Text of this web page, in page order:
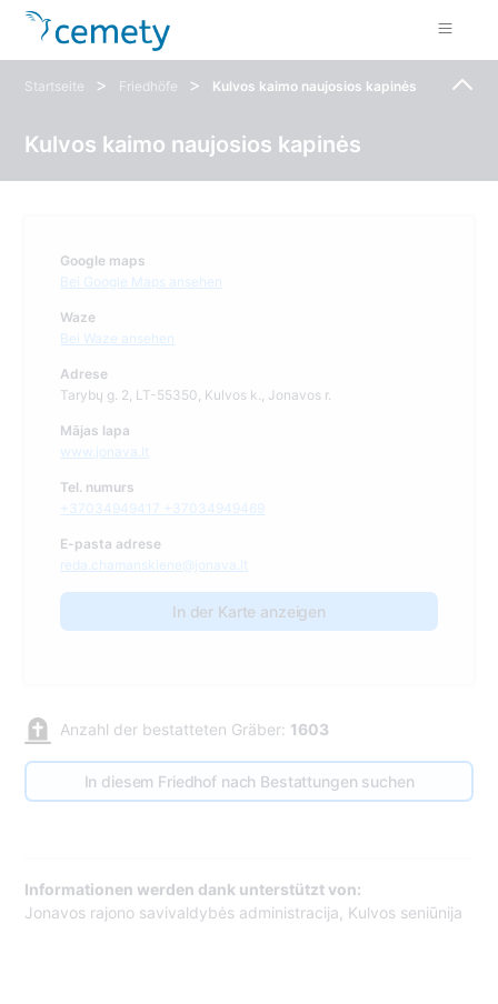
Startseite > Friedhöfe > Kulvos kaimo naujosios kapinės
Kulvos kaimo naujosios kapinės
Google maps
Bei Google Maps ansehen
Waze
Bei Waze ansehen
Adrese
Tarybų g. 2, LT-55350, Kulvos k., Jonavos r.
Mājas lapa
www.jonava.lt
Tel. numurs
+37034949417 +37034949469
E-pasta adrese
reda.chamanskiene@jonava.lt
In der Karte anzeigen
Anzahl der bestatteten Gräber: 1603
In diesem Friedhof nach Bestattungen suchen
Informationen werden dank unterstützt von:
Jonavos rajono savivaldybės administracija, Kulvos seniūnija